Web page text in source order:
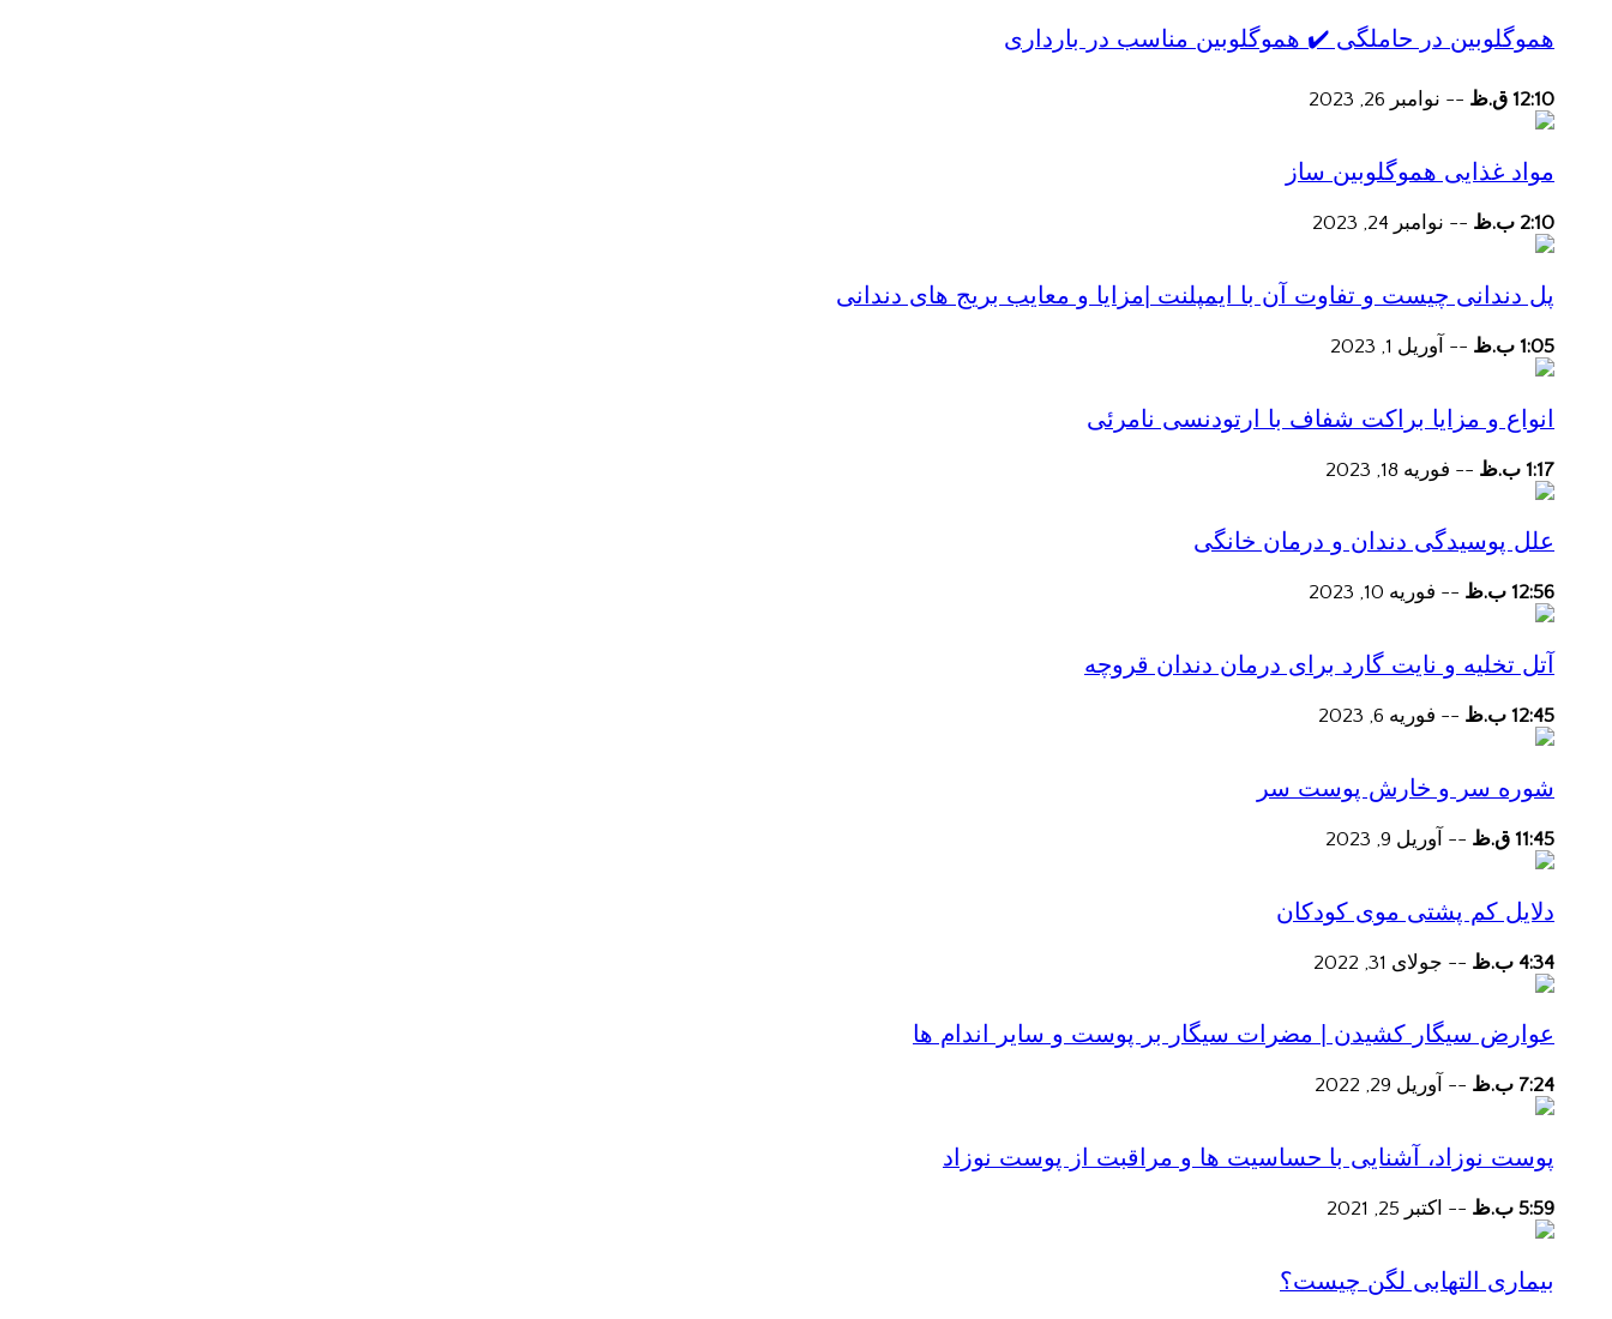
هموگلوبین در حاملگی ✔️ هموگلوبین مناسب در بارداری
12:10 ق.ظ -- نوامبر 26, 2023
مواد غذایی هموگلوبین ساز
2:10 ب.ظ -- نوامبر 24, 2023
پل دندانی چیست و تفاوت آن با ایمپلنت |مزایا و معایب بریج های دندانی
1:05 ب.ظ -- آوریل 1, 2023
انواع و مزایا براکت شفاف با ارتودنسی نامرئی
1:17 ب.ظ -- فوریه 18, 2023
علل پوسیدگی دندان و درمان خانگی
12:56 ب.ظ -- فوریه 10, 2023
آتل تخلیه و نایت گارد برای درمان دندان قروچه
12:45 ب.ظ -- فوریه 6, 2023
شوره سر و خارش پوست سر
11:45 ق.ظ -- آوریل 9, 2023
دلایل کم پشتی موی کودکان
4:34 ب.ظ -- جولای 31, 2022
عوارض سیگار کشیدن | مضرات سیگار بر پوست و سایر اندام ها
7:24 ب.ظ -- آوریل 29, 2022
پوست نوزاد، آشنایی با حساسیت ها و مراقبت از پوست نوزاد
5:59 ب.ظ -- اکتبر 25, 2021
بیماری التهابی لگن چیست؟